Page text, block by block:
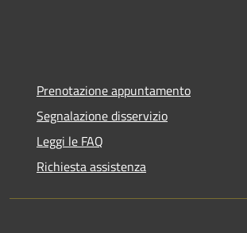
Prenotazione appuntamento
Segnalazione disservizio
Leggi le FAQ
Richiesta assistenza